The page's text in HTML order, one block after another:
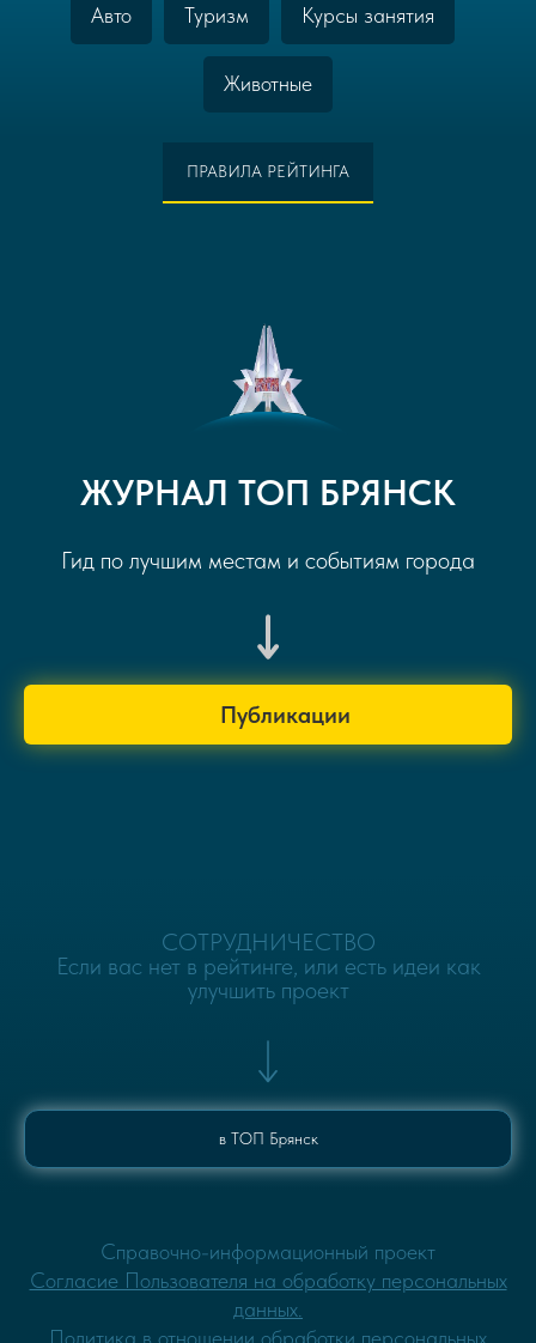
Авто Туризм Курсы занятия
Животные
ПРАВИЛА РЕЙТИНГА
ЖУРНАЛ ТОП БРЯНСК
Гид по лучшим местам и событиям города
Публикации
СОТРУДНИЧЕСТВО
Если вас нет в рейтинге, или есть идеи как
улучшить проект
в ТОП Брянск
Cправочно-информационный проект
Согласие Пользователя на обработку персональных
данных.